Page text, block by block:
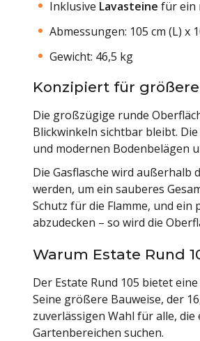
Inklusive Lavasteine für ein
Abmessungen: 105 cm (L) x
Gewicht: 46,5 kg
Konzipiert für
Die großzügige runde
Blickwinkeln sichtbar bleibt.
und modernen Bodenbelägen
Die Gasflasche wird
werden, um ein sauberes
Schutz für die Flamme, und
abzudecken – so wird die
Warum Estate Rund
Der Estate Rund 105 bietet
Seine größere Bauweise, der
zuverlässigen Wahl für alle,
Gartenbereichen suchen.